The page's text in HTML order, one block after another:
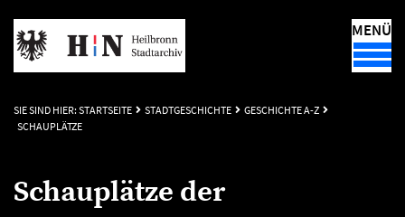
MENÜ
SIE SIND HIER: STARTSEITE STADTGESCHICHTE
GESCHICHTE A-Z
SCHAUPLÄTZE
Schauplätze der